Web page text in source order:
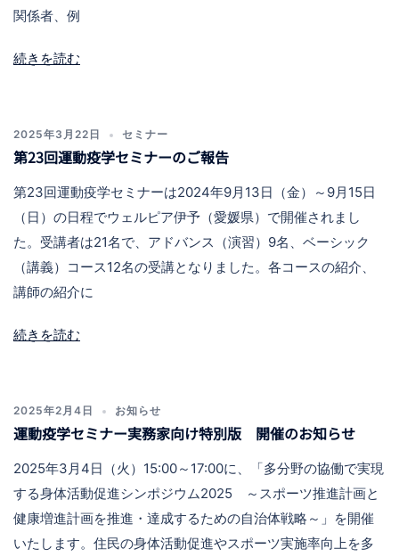
関係者、例
続きを読む
2025年3月22日 セミナー
第23回運動疫学セミナーのご報告
第23回運動疫学セミナーは2024年9月13日（金）～9月15日
（日）の日程でウェルピア伊予（愛媛県）で開催されまし
た。受講者は21名で、アドバンス（演習）9名、ベーシック
（講義）コース12名の受講となりました。各コースの紹介、
講師の紹介に
続きを読む
2025年2月4日 お知らせ
運動疫学セミナー実務家向け特別版 開催のお知らせ
2025年3月4日（火）15:00～17:00に、「多分野の協働で実現
する身体活動促進シンポジウム2025 ～スポーツ推進計画と
健康増進計画を推進・達成するための自治体戦略～」を開催
いたします。住民の身体活動促進やスポーツ実施率向上を多